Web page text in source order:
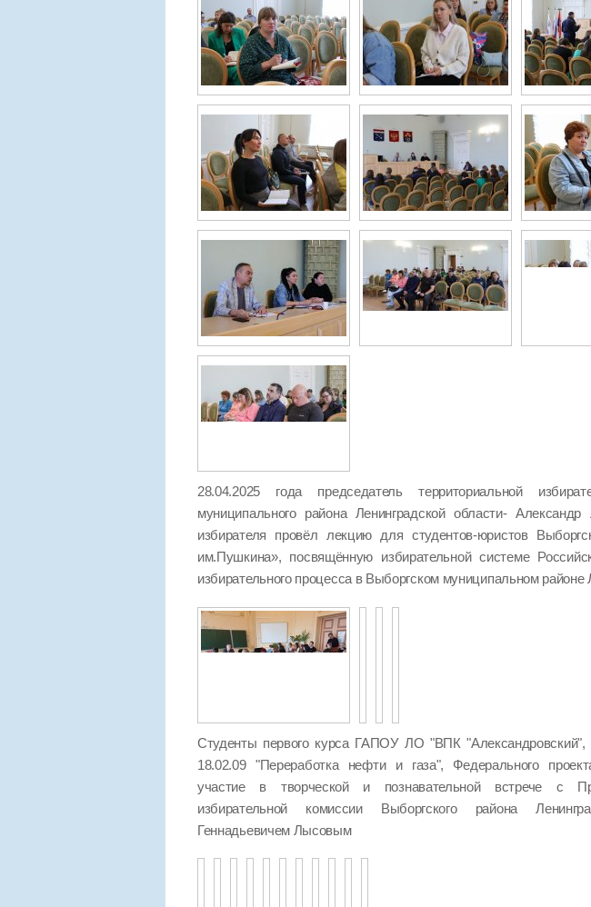
28.04.2025 года председатель территориальной
муниципального района Ленинградской области-
избирателя провёл лекцию для студентов-юристов
им.Пушкина», посвящённую избирательной системе
избирательного процесса в Выборгском муниципальном районе
Студенты первого курса ГАПОУ ЛО "ВПК "Александровский",
18.02.09 "Переработка нефти и газа", Федерального
участие в творческой и познавательной встрече с
избирательной комиссии Выборгского района
Геннадьевичем Лысовым